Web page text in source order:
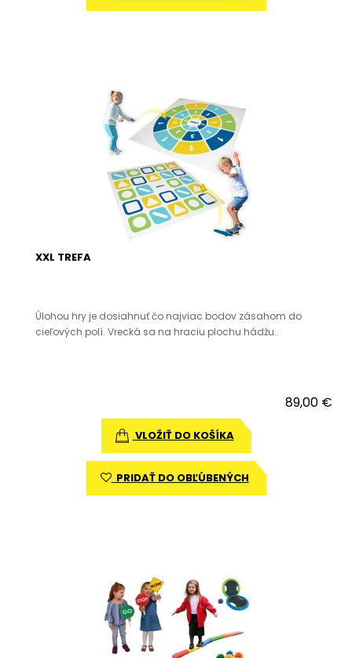
XXL TREFA
Úlohou hry je dosiahnuť čo najviac bodov zásahom do
cieľových polí. Vrecká sa na hraciu plochu hádžu..
89,00 €
VLOŽIŤ DO KOŠÍKA
PRIDAŤ DO OBĽÚBENÝCH